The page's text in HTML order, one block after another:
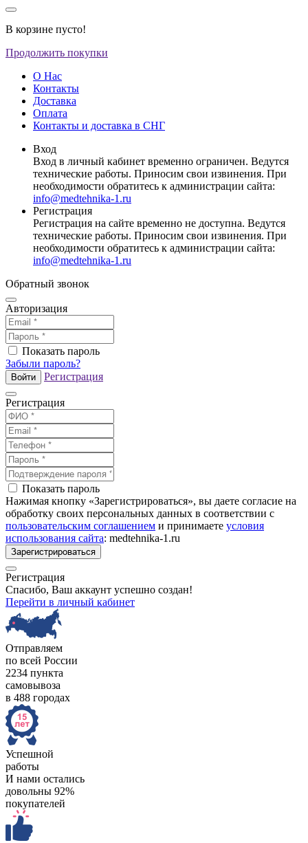
В корзине пусто!
Продолжить покупки
О Нас
Контакты
Доставка
Оплата
Контакты и доставка в СНГ
Вход
Вход в личный кабинет временно ограничен. Ведутся
технические работы. Приносим свои извинения. При
необходимости обратитесь к администрации сайта:
info@medtehnika-1.ru
Регистрация
Регистрация на сайте временно не доступна. Ведутся
технические работы. Приносим свои извинения. При
необходимости обратитесь к администрации сайта:
info@medtehnika-1.ru
Обратный звонок
Авторизация
Показать пароль
Забыли пароль?
Войти Регистрация
Регистрация
Показать пароль
Нажимая кнопку «Зарегистрироваться», вы даете согласие на
обработку своих персональных данных в соответствии с
пользовательским соглашением и принимаете условия
использования сайта: medtehnika-1.ru
Зарегистрироваться
Регистрация
Спасибо, Ваш аккаунт успешно создан!
Перейти в личный кабинет
Отправляем
по всей России
2234 пункта
самовывоза
в 488 городах
Успешной
работы
И нами остались
довольны 92%
покупателей